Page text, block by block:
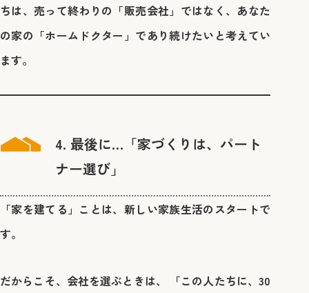
ちは、売って終わりの「販売会社」ではなく、あなた
の家の「ホームドクター」であり続けたいと考えてい
ます。
4. 最後に…「家づくりは、パート
ナー選び」
「家を建てる」ことは、新しい家族生活のスタートで
す。
だからこそ、会社を選ぶときは、
「この人たちに、30